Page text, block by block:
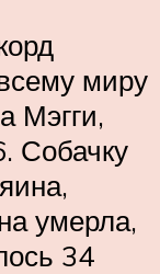
миру
Мэгги,
Собачку
умерла,
34